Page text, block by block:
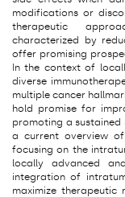
modifications or
therapeutic
characterized by
offer promising
In the context of
diverse
multiple cancer
hold promise for
promoting a sustained
a current overview of
focusing on the
locally advanced
integration of
maximize therapeutic